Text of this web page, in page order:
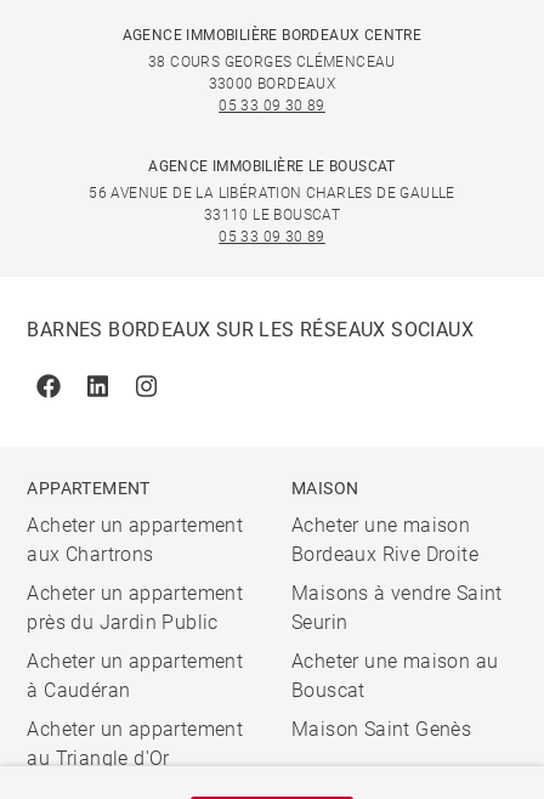
AGENCE IMMOBILIÈRE BORDEAUX CENTRE
38 COURS GEORGES CLÉMENCEAU
33000 BORDEAUX
05 33 09 30 89
AGENCE IMMOBILIÈRE LE BOUSCAT
56 AVENUE DE LA LIBÉRATION CHARLES DE GAULLE
33110 LE BOUSCAT
05 33 09 30 89
BARNES BORDEAUX SUR LES RÉSEAUX SOCIAUX
FacebookLinkedinInstagram
APPARTEMENT
Acheter un appartement
aux Chartrons
Acheter un appartement
près du Jardin Public
Acheter un appartement
à Caudéran
Acheter un appartement
au Triangle d'Or
MAISON
Acheter une maison
Bordeaux Rive Droite
Maisons à vendre Saint
Seurin
Acheter une maison au
Bouscat
Maison Saint Genès